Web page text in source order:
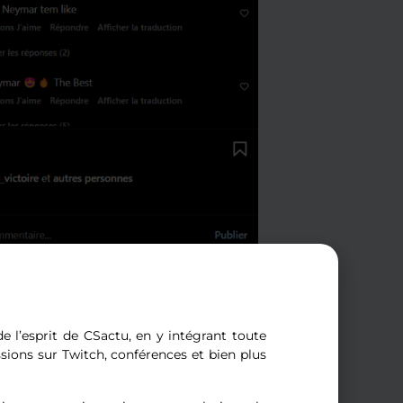
j’apparaissais, puis j’ai réalisé que ce
du PSG lui ont fait voir dans les
l’esprit de CSactu, en y intégrant toute
sur Twitch, conférences et bien plus